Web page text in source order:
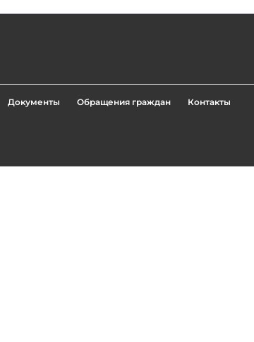
Документы Обращения граждан Контакты